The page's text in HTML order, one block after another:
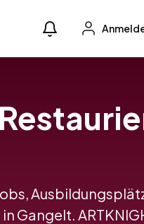
Gangelt.